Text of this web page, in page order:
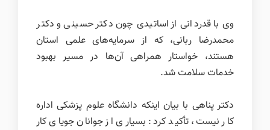
وی با قدردانی از اساتیدی چون دکتر حسینی و دکتر
محمدرضا ربانی، که از سرمایه‌های علمی استان
هستند، خواستار همراهی آن‌ها در مسیر بهبود
خدمات سلامت شد.
دکتر پناهی با بیان اینکه دانشگاه علوم پزشکی اداره
کار نیست، تأکید کرد: بسیاری از جوانان جویای کار